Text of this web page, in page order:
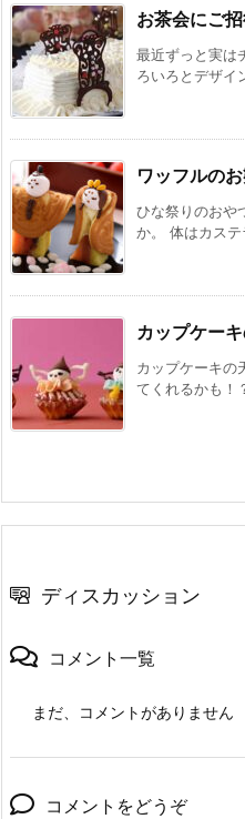
お茶会にご
最近ずっと実は
ろいろとデザイ
ワッフルの
ひな祭りのおや
か。 体はカス
カップケー
カップケーキの
てくれるかも！
ディスカッション
コメント一覧
まだ、コメントがありません
コメントをどうぞ